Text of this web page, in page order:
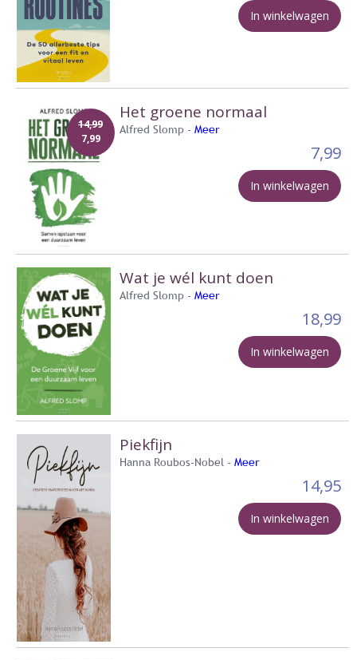
In winkelwagen
14,99
7,99
Het groene normaal
Alfred Slomp - Meer
7,99
In winkelwagen
Wat je wél kunt doen
Alfred Slomp - Meer
18,99
In winkelwagen
Piekfijn
Hanna Roubos-Nobel - Meer
14,95
In winkelwagen